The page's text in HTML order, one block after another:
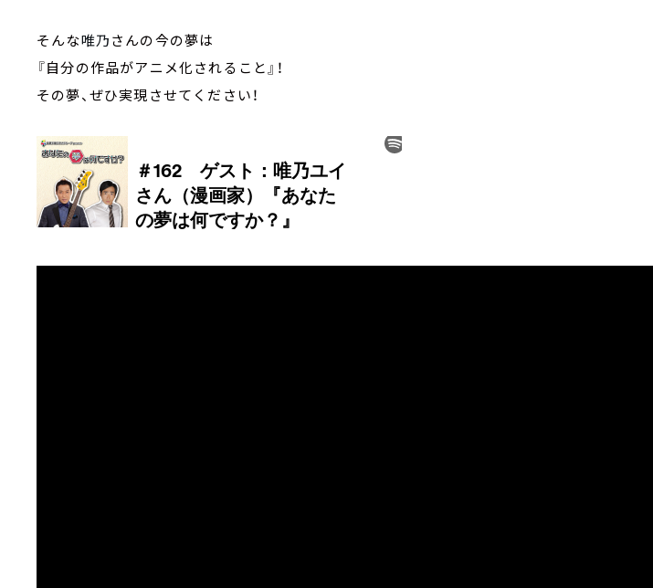
そんな唯乃さんの今の夢は
『自分の作品がアニメ化されること』！
その夢、ぜひ実現させてください！